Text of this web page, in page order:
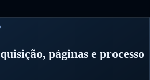
páginas e processo